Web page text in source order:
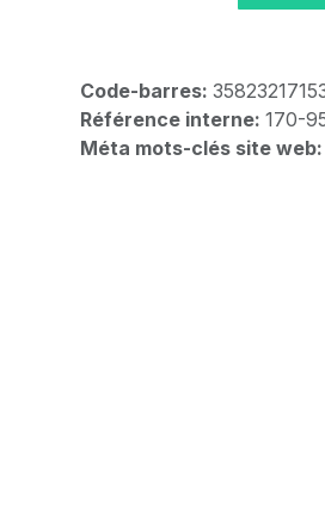
Code-barres:
Référence interne: 170-
Méta mots-clés site web: